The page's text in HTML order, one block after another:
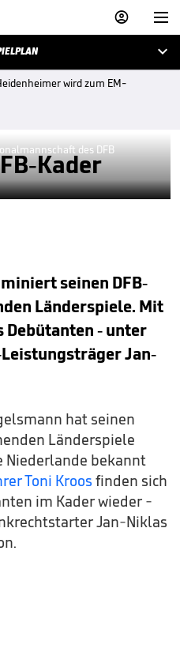



wird zum EM-
Kader
des DFB
seinen DFB-
Länderspiele. Mit
Debütanten - unter
Jan-
hat seinen
Länderspiele
Niederlande bekannt
Toni Kroos finden sich
im Kader wieder -
Jan-Niklas